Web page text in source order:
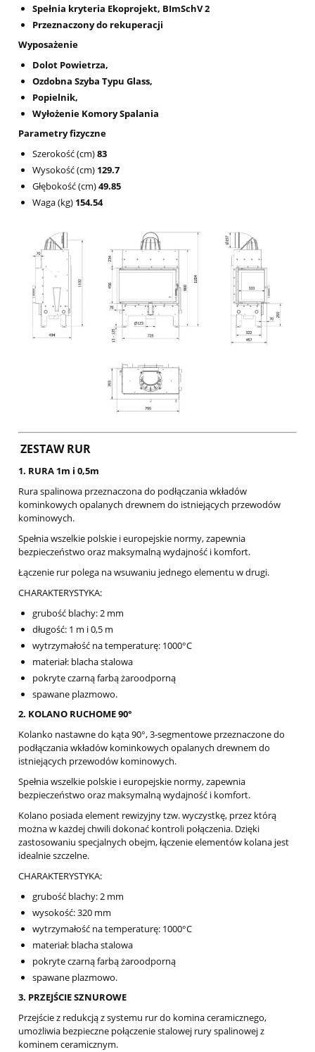
Spełnia kryteria Ekoprojekt, BImSchV 2
Przeznaczony do rekuperacji
Wyposażenie
Dolot Powietrza,
Ozdobna Szyba Typu Glass,
Popielnik,
Wyłożenie Komory Spalania
Parametry fizyczne
Szerokość (cm)83
Wysokość (cm) 129.7
Głębokość (cm)49.85
Waga (kg) 154.54
ZESTAW RUR
1. RURA 1m i 0,5m
Rura spalinowa przeznaczona do podłączania wkładów
kominkowych opalanych drewnem do istniejących przewodów
kominowych.
Spełnia wszelkie polskie i europejskie normy, zapewnia
bezpieczeństwo oraz maksymalną wydajność i komfort.
Łączenie rur polega na wsuwaniu jednego elementu w drugi.
CHARAKTERYSTYKA:
grubość blachy: 2 mm
długość: 1 m i 0,5 m
wytrzymałość na temperaturę: 1000°C
materiał: blacha stalowa
pokryte czarną farbą żaroodporną
spawane plazmowo.
2. KOLANO RUCHOME 90°
Kolanko nastawne do kąta 90°, 3-segmentowe przeznaczone do
podłączania wkładów kominkowych opalanych drewnem do
istniejących przewodów kominowych.
Spełnia wszelkie polskie i europejskie normy, zapewnia
bezpieczeństwo oraz maksymalną wydajność i komfort.
Kolano posiada element rewizyjny tzw. wyczystkę, przez którą
można w każdej chwili dokonać kontroli połączenia. Dzięki
zastosowaniu specjalnych obejm, łączenie elementów kolana jest
idealnie szczelne.
CHARAKTERYSTYKA:
grubość blachy: 2 mm
wysokość: 320 mm
wytrzymałość na temperaturę: 1000°C
materiał: blacha stalowa
pokryte czarną farbą żaroodporną
spawane plazmowo.
3. PRZEJŚCIE SZNUROWE
Przejście z redukcją z systemu rur do komina ceramicznego,
umożliwia bezpieczne połączenie stalowej rury spalinowej z
kominem ceramicznym.